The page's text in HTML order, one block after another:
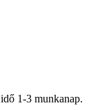
1-3 munkanap.